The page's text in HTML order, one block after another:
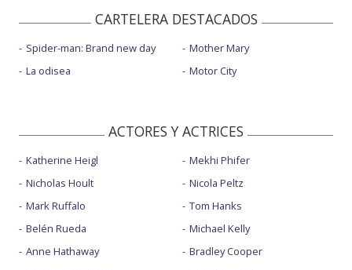
CARTELERA DESTACADOS
Spider-man: Brand new day
La odisea
Mother Mary
Motor City
ACTORES Y ACTRICES
Katherine Heigl
Nicholas Hoult
Mark Ruffalo
Belén Rueda
Anne Hathaway
Mekhi Phifer
Nicola Peltz
Tom Hanks
Michael Kelly
Bradley Cooper